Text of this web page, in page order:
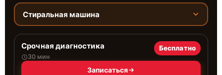
Стиральная машина
Срочная диагностика
30 мин
Бесплатно
Записаться